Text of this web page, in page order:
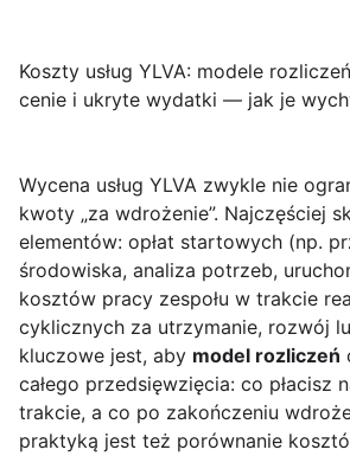
Koszty usług YLVA: modele
cenie i ukryte wydatki — jak je
Wycena usług YLVA zwykle nie
kwoty „za wdrożenie”. Najczęściej
elementów: opłat startowych (np.
środowiska, analiza potrzeb,
kosztów pracy zespołu w trakcie
cyklicznych za utrzymanie, rozwój
kluczowe jest, aby model rozliczeń
całego przedsięwzięcia: co płacisz
trakcie, a co po zakończeniu
praktyką jest też porównanie